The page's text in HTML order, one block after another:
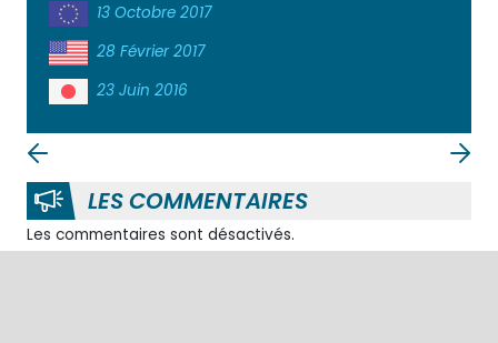
13 Octobre 2017
28 Février 2017
23 Juin 2016
LES COMMENTAIRES
Les commentaires sont désactivés.